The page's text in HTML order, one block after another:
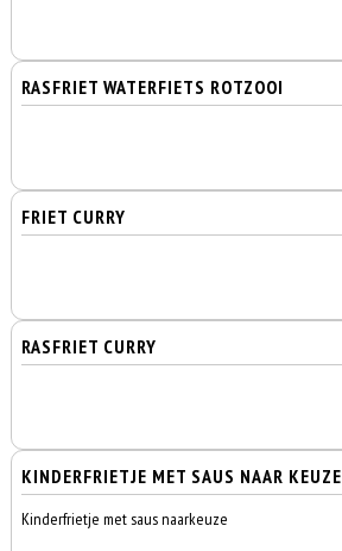
RASFRIET WATERFIETS ROTZOOI
FRIET CURRY
RASFRIET CURRY
KINDERFRIETJE MET SAUS NAAR KEUZE
Kinderfrietje met saus naarkeuze